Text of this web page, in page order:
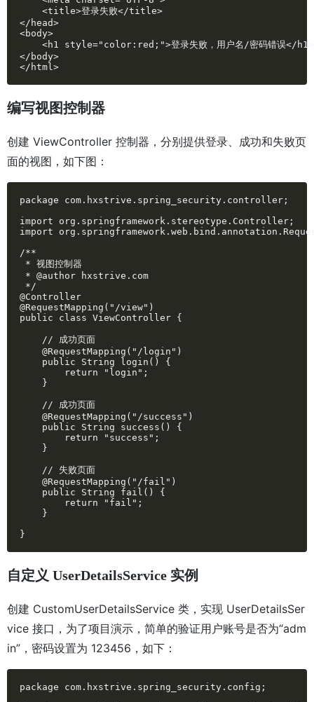
<title>登录失败</title>
</head>
<body>
<h1 style="color:red;">登录失败，用户名/密码错误</h1>
</body>
</html>
编写视图控制器
创建 ViewController 控制器，分别提供登录、成功和失败页
面的视图，如下图：
package com.hxstrive.spring_security.controller;
import org.springframework.stereotype.Controller;
import
/**
* 视图控制器
* @author hxstrive.com
*/
@Controller
@RequestMapping("/view")
public class ViewController {
// 成功页面
@RequestMapping("/login")
public String login() {
return "login";
}
// 成功页面
@RequestMapping("/success")
public String success() {
return "success";
}
// 失败页面
@RequestMapping("/fail")
public String fail() {
return "fail";
}
}
自定义 UserDetailsService 实例
创建 CustomUserDetailsService 类，实现 UserDetailsSer
vice 接口，为了项目演示，简单的验证用户账号是否为“adm
in”，密码设置为 123456，如下：
package com.hxstrive.spring_security.config;